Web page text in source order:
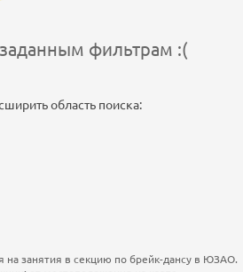
на занятия в секцию по брейк-дансу в ЮЗАО.
фильтрам :(
область поиска: